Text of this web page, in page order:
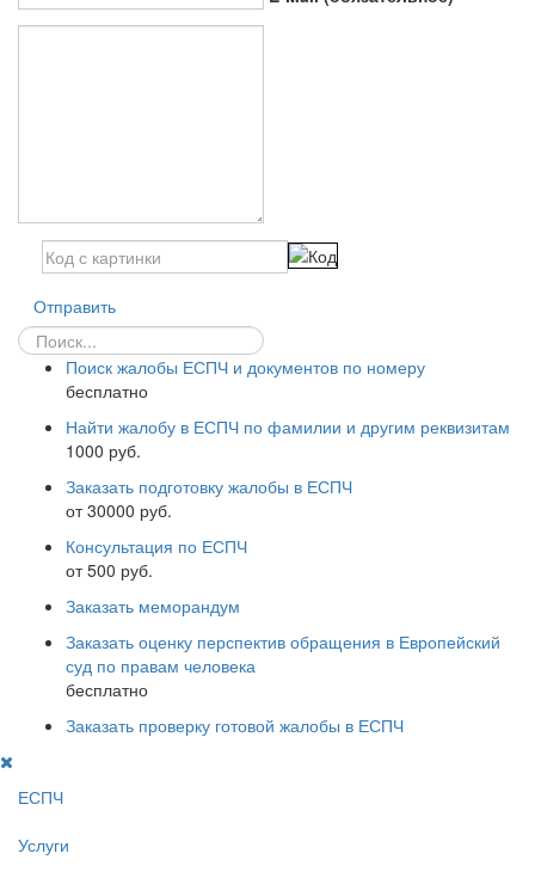
Отправить
Поиск жалобы ЕСПЧ и документов по номеру
бесплатно
Найти жалобу в ЕСПЧ по фамилии и другим реквизитам
1000 руб.
Заказать подготовку жалобы в ЕСПЧ
от 30000 руб.
Консультация по ЕСПЧ
от 500 руб.
Заказать меморандум
Заказать оценку перспектив обращения в Европейский
суд по правам человека
бесплатно
Заказать проверку готовой жалобы в ЕСПЧ
ЕСПЧ
Услуги